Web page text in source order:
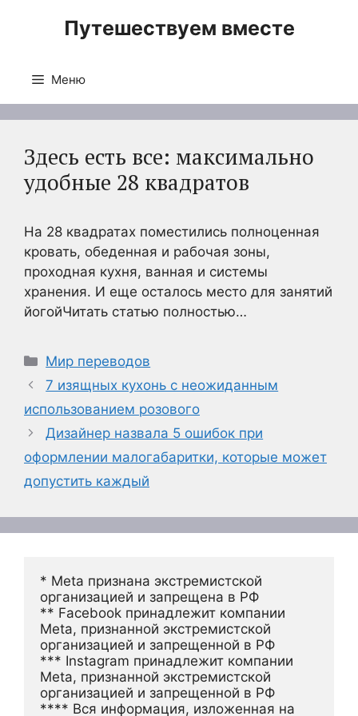
Путешествуем вместе
Меню
Здесь есть все: максимально
удобные 28 квадратов
На 28 квадратах поместились полноценная
кровать, обеденная и рабочая зоны,
проходная кухня, ванная и системы
хранения. И еще осталось место для занятий
йогойЧитать статью полностью…
Рубрики
Мир переводов
7 изящных кухонь с неожиданным
использованием розового
Дизайнер назвала 5 ошибок при
оформлении малогабаритки, которые может
допустить каждый
* Meta признана экстремистской
организацией и запрещена в РФ
** Facebook принадлежит компании
Meta, признанной экстремистской
организацией и запрещенной в РФ
*** Instagram принадлежит компании
Meta, признанной экстремистской
организацией и запрещенной в РФ
**** Вся информация, изложенная на